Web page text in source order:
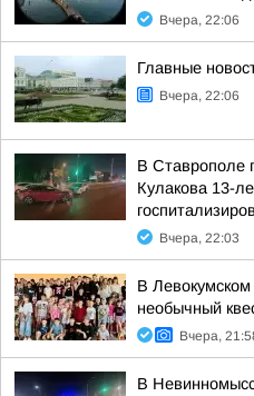
Вчера, 22:06
Главные
Вчера, 22:06
В Ставрополе
Кулакова 13-
Вчера, 22:03
В
необычный
Вчера,
В